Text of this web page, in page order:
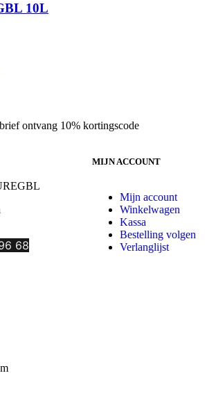
10L
ontvang 10% kortingscode
68
MIJN ACCOUNT
Mijn account
Winkelwagen
Kassa
Bestelling volgen
Verlanglijst